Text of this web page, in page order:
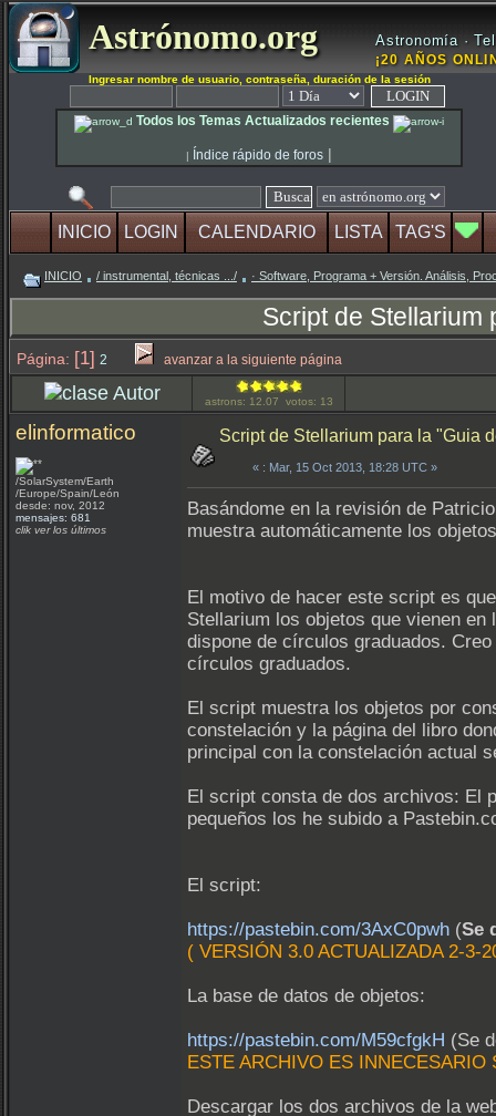
Astrónomo.org Astronomía ·
¡20 AÑOS
Ingresar nombre de usuario, contraseña, duración de la sesión
Todos los Temas Actualizados recientes
| Índice rápido de foros |
INICIO LOGIN CALENDARIO LISTA TAG'S
INICIO / instrumental, técnicas .../ · Software, Programa + Versión. Análisis,
Script de Stellarium
Página: [1] 2 avanzar a la siguiente página
Autor astrons: 12.07 votos: 13
elinformatico
/SolarSystem/Earth
/Europe/Spain/León
desde: nov, 2012
mensajes: 681
clik ver los últimos
Script de Stellarium para la "Guia
« : Mar, 15 Oct 2013, 18:28 UTC »
Basándome en la revisión de
muestra automáticamente los
El motivo de hacer este script es
Stellarium los objetos que vienen
dispone de círculos graduados.
círculos graduados.
El script muestra los objetos por
constelación y la página del libro
principal con la constelación actual
El script consta de dos archivos: El
pequeños los he subido a
El script:
https://pastebin.com/3AxC0pwh (Se
( VERSIÓN 3.0 ACTUALIZADA 2-3-
La base de datos de objetos:
https://pastebin.com/M59cfgkH (Se
ESTE ARCHIVO ES
Descargar los dos archivos de la